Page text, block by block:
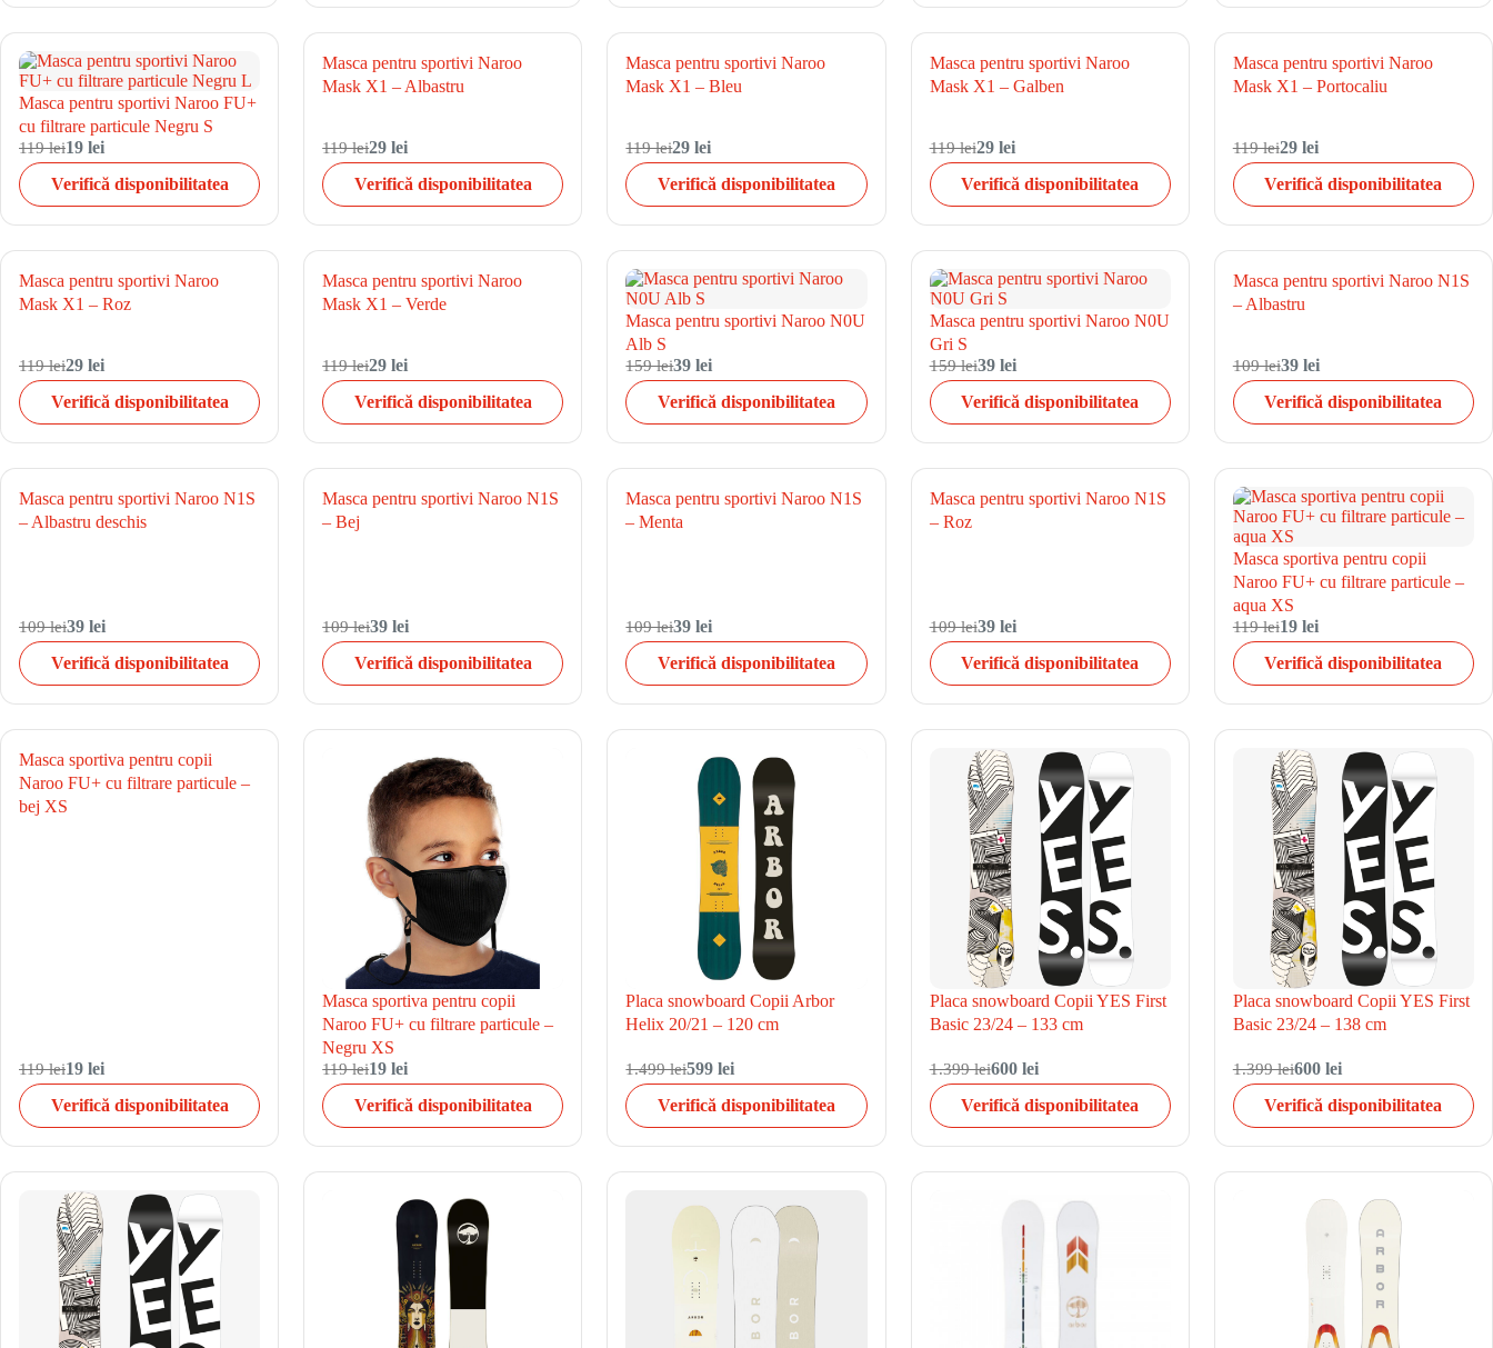
Masca pentru sportivi Naroo FU+
cu filtrare particule Negru S
119 lei19 lei
Verifică disponibilitatea
Masca pentru sportivi Naroo
Mask X1 – Albastru
119 lei29 lei
Verifică disponibilitatea
Masca pentru sportivi Naroo
Mask X1 – Bleu
119 lei29 lei
Verifică disponibilitatea
Masca pentru sportivi Naroo
Mask X1 – Galben
119 lei29 lei
Verifică disponibilitatea
Masca pentru sportivi Naroo
Mask X1 – Portocaliu
119 lei29 lei
Verifică disponibilitatea
Masca pentru sportivi Naroo
Mask X1 – Roz
119 lei29 lei
Verifică disponibilitatea
Masca pentru sportivi Naroo
Mask X1 – Verde
119 lei29 lei
Verifică disponibilitatea
Masca pentru sportivi Naroo N0U
Alb S
159 lei39 lei
Verifică disponibilitatea
Masca pentru sportivi Naroo N0U
Gri S
159 lei39 lei
Verifică disponibilitatea
Masca pentru sportivi Naroo N1S
– Albastru
109 lei39 lei
Verifică disponibilitatea
Masca pentru sportivi Naroo N1S
– Albastru deschis
109 lei39 lei
Verifică disponibilitatea
Masca pentru sportivi Naroo N1S
– Bej
109 lei39 lei
Verifică disponibilitatea
Masca pentru sportivi Naroo N1S
– Menta
109 lei39 lei
Verifică disponibilitatea
Masca pentru sportivi Naroo N1S
– Roz
109 lei39 lei
Verifică disponibilitatea
Masca sportiva pentru copii
Naroo FU+ cu filtrare particule –
aqua XS
119 lei19 lei
Verifică disponibilitatea
Masca sportiva pentru copii
Naroo FU+ cu filtrare particule –
bej XS
119 lei19 lei
Verifică disponibilitatea
Masca sportiva pentru copii
Naroo FU+ cu filtrare particule –
Negru XS
119 lei19 lei
Verifică disponibilitatea
Placa snowboard Copii Arbor
Helix 20/21 – 120 cm
1.499 lei599 lei
Verifică disponibilitatea
Placa snowboard Copii YES First
Basic 23/24 – 133 cm
1.399 lei600 lei
Verifică disponibilitatea
Placa snowboard Copii YES First
Basic 23/24 – 138 cm
1.399 lei600 lei
Verifică disponibilitatea